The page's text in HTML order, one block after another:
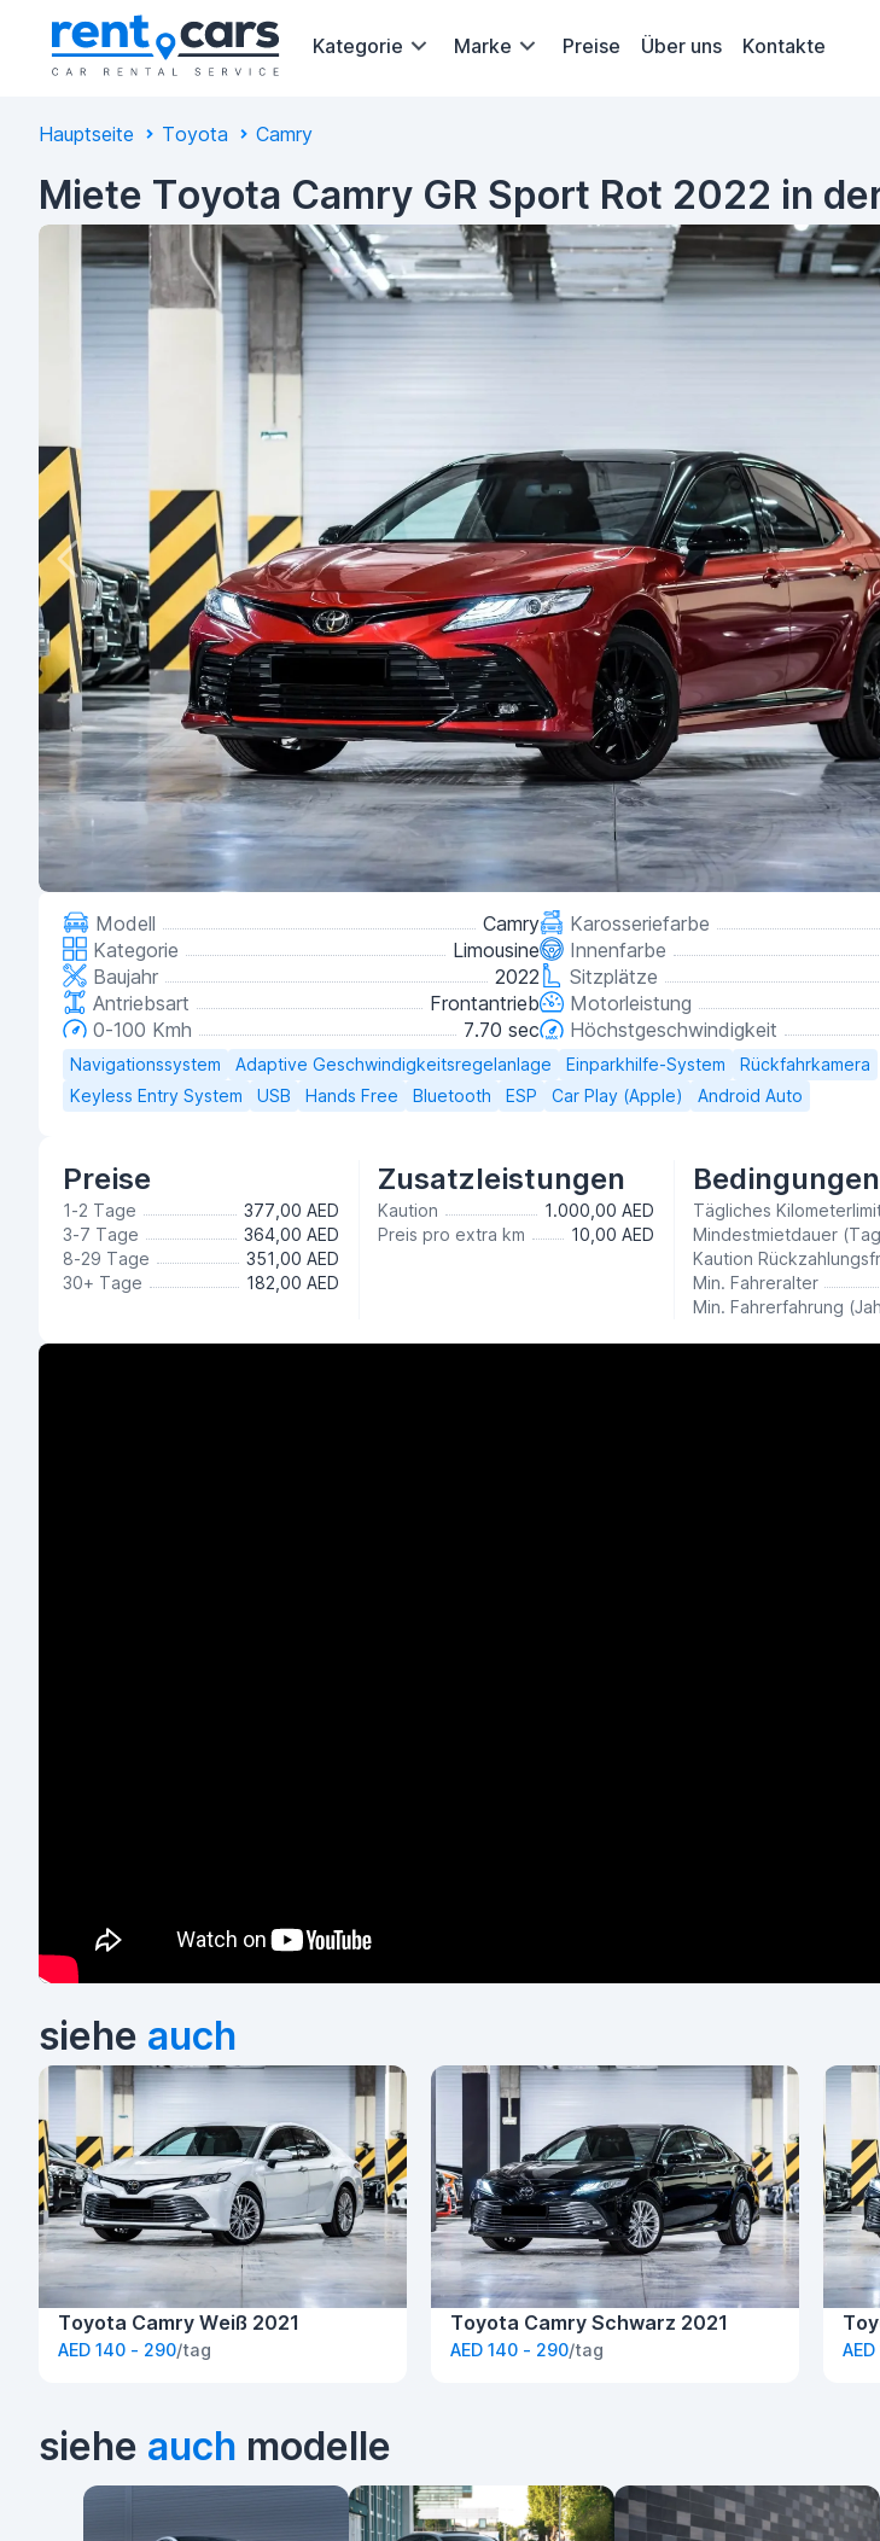
Kategorie Marke Preise Über uns Kontakte
Hauptseite Toyota Camry
Miete Toyota Camry GR Sport Rot 2022 in
Modell
Camry
Kategorie
Limousine
Baujahr
2022
Antriebsart
Frontantrieb
0-100 Kmh
7.70 sec
Karosseriefarbe
Innenfarbe
Sitzplätze
Motorleistung
Höchstgeschwindigkeit
Navigationssystem Adaptive Geschwindigkeitsregelanlage Einparkhilfe-System
Rückfahrkamera
Keyless Entry System
USB Hands Free Bluetooth ESP Car Play (Apple) Android Auto
Preise
1-2 Tage
377,00 AED
3-7 Tage
364,00 AED
8-29 Tage
351,00 AED
30+ Tage
182,00 AED
Zusatzleistungen
Kaution
1.000,00 AED
Preis pro extra km
10,00 AED
Bedingungen
Tägliches
Mindestmietdauer
Kaution
Min. Fahreralter
Min. Fahrerfahrung
siehe auch
Toyota Camry Weiß 2021
AED 140 - 290/tag
Toyota Camry Schwarz 2021
AED 140 - 290/tag
siehe auch modelle